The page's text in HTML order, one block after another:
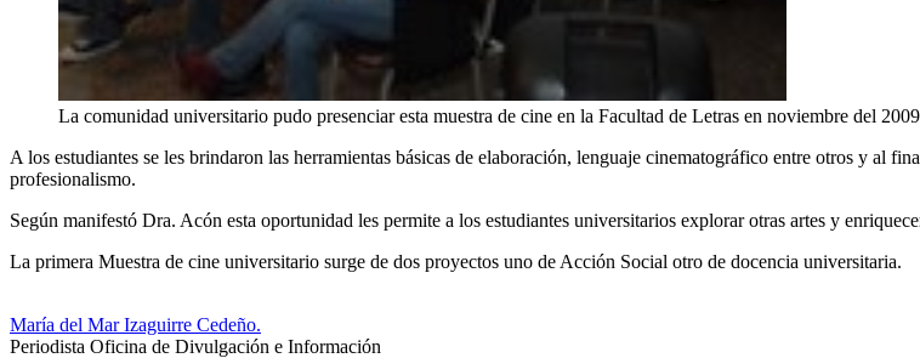
La comunidad universitario pudo presenciar esta muestra de cine en la Facultad de Letras en noviembre del
A los estudiantes se les brindaron las herramientas básicas de elaboración, lenguaje cinematográfico entre otros y al
profesionalismo.
Según manifestó Dra. Acón esta oportunidad les permite a los estudiantes universitarios explorar otras artes y
La primera Muestra de cine universitario surge de dos proyectos uno de Acción Social otro de docencia universitaria.
María del Mar Izaguirre Cedeño.
Periodista Oficina de Divulgación e Información